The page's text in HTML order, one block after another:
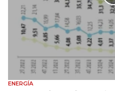
ENERGÍA